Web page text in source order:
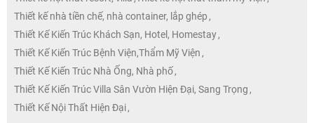
Thiết kế nhà tiền chế, nhà container, lắp ghép ,
Thiết Kế Kiến Trúc Khách Sạn, Hotel, Homestay,
Thiết Kế Kiến Trúc Bệnh Viện,Thẩm Mỹ Viện ,
Thiết Kế Kiến Trúc Nhà Ống, Nhà phố,
Thiết Kế Kiến Trúc Villa Sân Vườn Hiện Đại, Sang Trọng ,
Thiết Kế Nội Thất Hiện Đại,